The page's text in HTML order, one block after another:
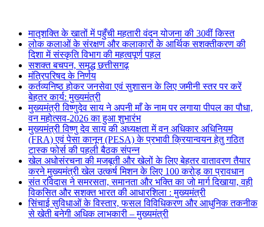
मातृशक्ति के खातों में पहुँची महतारी वंदन योजना की 30वीं किस्त
लोक कलाओं के संरक्षण और कलाकारों के आर्थिक सशक्तीकरण की
दिशा में संस्कृति विभाग की महत्वपूर्ण पहल
सशक्त बचपन, समृद्ध छत्तीसगढ़
मंत्रिपरिषद के निर्णय
कर्तव्यनिष्ठ होकर जनसेवा एवं सुशासन के लिए जमीनी स्तर पर करें
बेहतर कार्य: मुख्यमंत्री
मुख्यमंत्री विष्णुदेव साय ने अपनी माँ के नाम पर लगाया पीपल का पौधा,
वन महोत्सव-2026 का हुआ शुभारंभ
मुख्यमंत्री विष्णु देव साय की अध्यक्षता में वन अधिकार अधिनियम
(FRA) एवं पेसा कानून (PESA) के प्रभावी क्रियान्वयन हेतु गठित
टास्क फोर्स की पहली बैठक संपन्न
खेल अधोसंरचना की मजबूती और खेलों के लिए बेहतर वातावरण तैयार
करने मुख्यमंत्री खेल उत्कर्ष मिशन के लिए 100 करोड़ का प्रावधान
संत रविदास ने समरसता, समानता और भक्ति का जो मार्ग दिखाया, वही
विकसित और सशक्त भारत की आधारशिला : मुख्यमंत्री
सिंचाई सुविधाओं के विस्तार, फसल विविधिकरण और आधुनिक तकनीक
से खेती बनेगी अधिक लाभकारी – मुख्यमंत्री